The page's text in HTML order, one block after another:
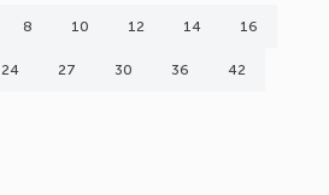
8 10 12 14 16
24 27 30 36 42